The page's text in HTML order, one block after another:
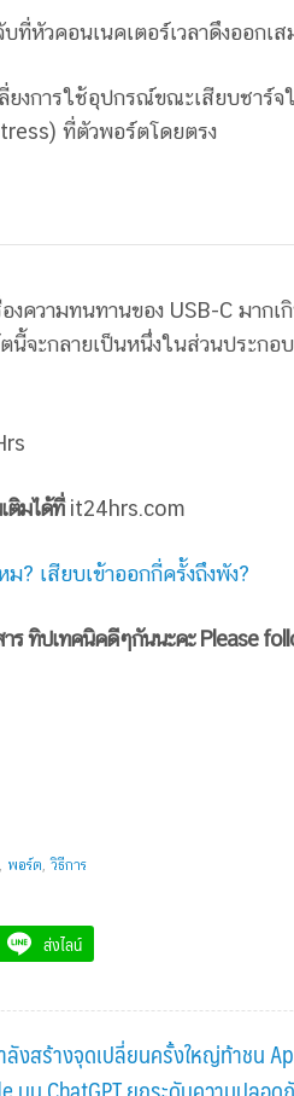
ที่หัวคอนเนคเตอร์เวลาดึงออกเ
ยงการใช้อุปกรณ์ขณะเสียบชาร์จ
ที่ตัวพอร์ตโดยตรง
งความทนทานของ USB-C มาก
ตนี้จะกลายเป็นหนึ่งในส่วนประ
ติมได้ที่it24hrs.com
? เสียบเข้าออกกี่ครั้งถึงพัง?
ร ทิปเทคนิคดีๆกันนะคะ Please
พอร์ต ,วิธีการ
ส่งไลน์
ลังสร้างจุดเปลี่ยนครั้งใหญ่ท้าชน